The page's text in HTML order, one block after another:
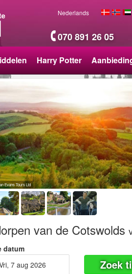
070 891 26 05
Nederlands
Harry Potter
Evans Tours Ltd
van de Cotswolds
datum
vri, 7 aug 2026
Zoek